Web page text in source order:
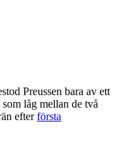
Preussen bara av ett
som låg mellan de två
efterförsta